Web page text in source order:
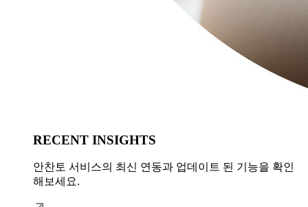
RECENT INSIGHTS
안찬토 서비스의 최신 연동과 업데이트 된 기능을 확인
해보세요.